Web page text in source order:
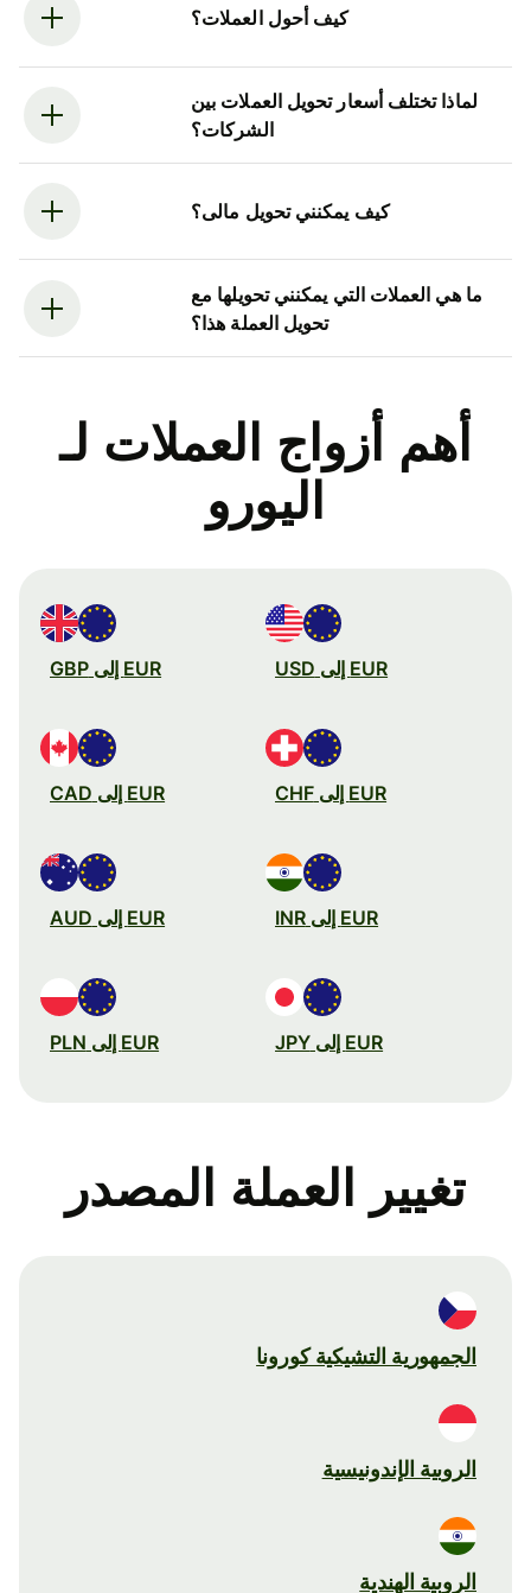
كيف أحول العملات؟
لماذا تختلف أسعار تحويل العملات بين
الشركات؟
كيف يمكنني تحويل مالى؟
ما هي العملات التي يمكنني تحويلها مع
تحويل العملة هذا؟
أهم أزواج العملات لـ
اليورو
EUR إلى USD EUR إلى GBP
EUR إلى CHF EUR إلى CAD
EUR إلى INR EUR إلى AUD
EUR إلى JPY EUR إلى PLN
تغيير العملة المصدر
الجمهورية التشيكية كورونا
الروبية الإندونيسية
الروبية الهندية